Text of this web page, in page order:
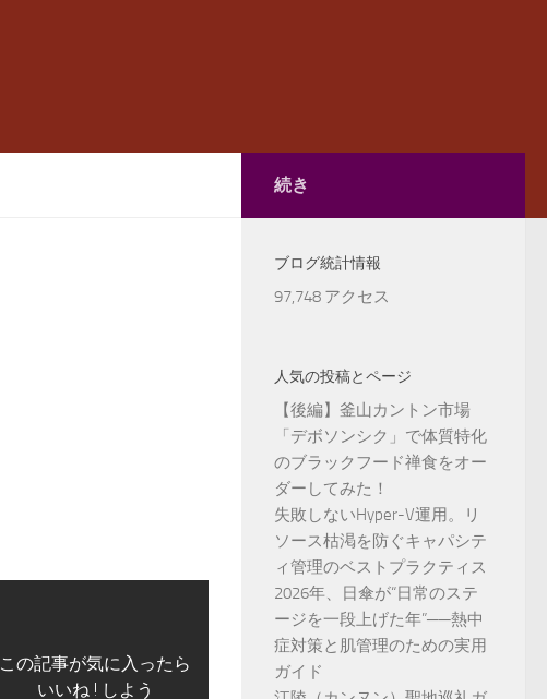
この記事が気に入ったら
いいね ! しよう
続き
ブログ統計情報
97,748 アクセス
人気の投稿とページ
【後編】釜山カントン市場
「デボソンシク」で体質特化
のブラックフード禅食をオー
ダーしてみた！
失敗しないHyper-V運用。リ
ソース枯渇を防ぐキャパシテ
ィ管理のベストプラクティス
2026年、日傘が“日常のステ
ージを一段上げた年”──熱中
症対策と肌管理のための実用
ガイド